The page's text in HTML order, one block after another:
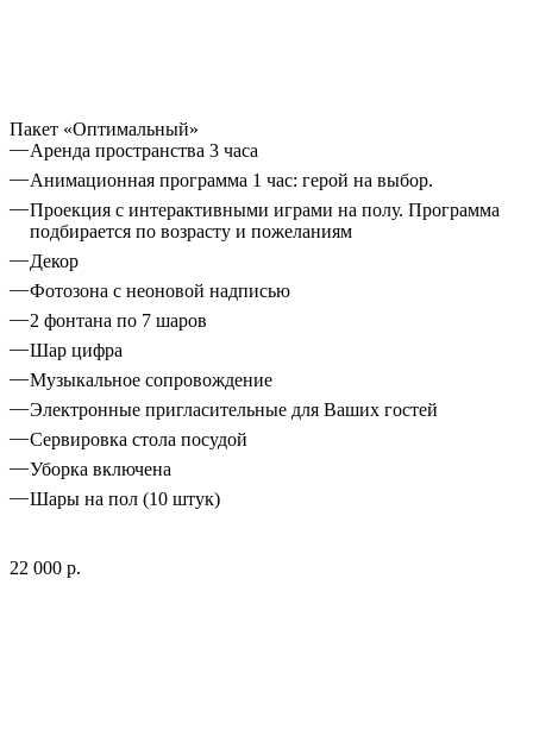
Пакет «Оптимальный»
Аренда пространства 3 часа
Анимационная программа 1 час: герой на выбор.
Проекция с интерактивными играми на полу. Программа
подбирается по возрасту и пожеланиям
Декор
Фотозона с неоновой надписью
2 фонтана по 7 шаров
Шар цифра
Музыкальное сопровождение
Электронные пригласительные для Ваших гостей
Сервировка стола посудой
Уборка включена
Шары на пол (10 штук)
22 000 р.